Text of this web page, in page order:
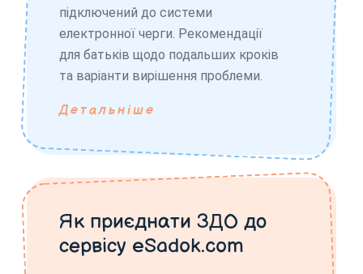
підключений до системи
електронної черги. Рекомендації
для батьків щодо подальших кроків
та варіанти вирішення проблеми.
Детальніше
Як приєднати ЗДО до
сервісу eSadok.com